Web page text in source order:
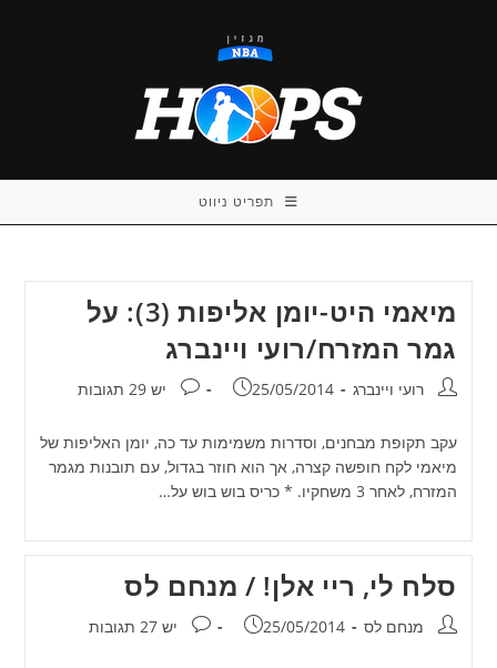
תפריט ניווט
מיאמי היט-יומן אליפות (3): על
גמר המזרח/רועי ויינברג
מחבר:רועי ויינברג פורסם:
25/05/2014 תגובות:
יש 29 תגובות
עקב תקופת מבחנים, וסדרות משמימות עד כה, יומן האליפות של
מיאמי לקח חופשה קצרה, אך הוא חוזר בגדול, עם תובנות מגמר
המזרח, לאחר 3 משחקיו. * כריס בוש בוש על…
סלח לי, ריי אלן! / מנחם לס
מחבר:מנחם לס פורסם:
25/05/2014 תגובות:
יש 27 תגובות